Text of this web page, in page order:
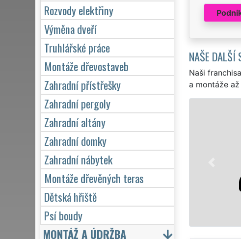
NAŠE DALŠÍ
Naši
a montáže
Rozvody elektřiny
Výměna dveří
Truhlářské práce
Montáže dřevostaveb
Zahradní přístřešky
Zahradní pergoly
Zahradní altány
Zahradní domky
Zahradní nábytek
Montáže dřevěných teras
Dětská hřiště
Psí boudy
MONTÁŽ A ÚDRŽBA